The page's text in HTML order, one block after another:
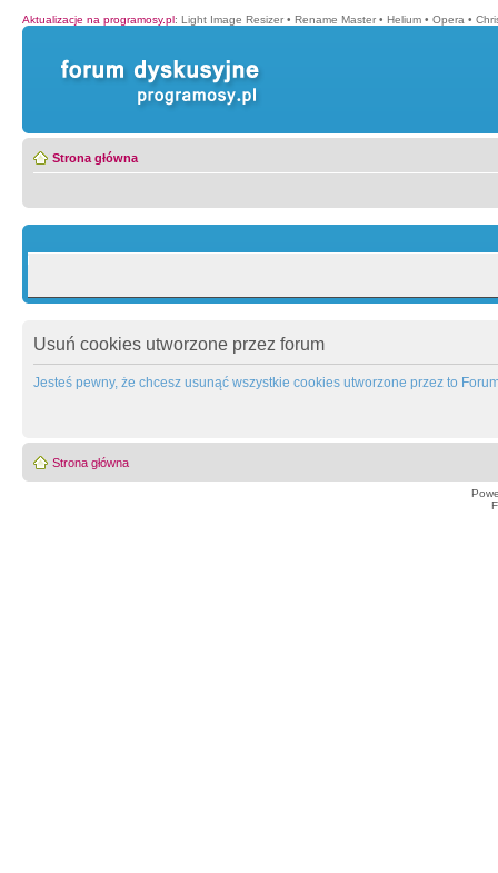
Aktualizacje na programosy.pl: Light Image Resizer • Rename Master • Helium • Opera •
Strona główna
Usuń cookies utworzone przez forum
Jesteś pewny, że chcesz usunąć wszystkie cookies utworzone przez to
Strona główna